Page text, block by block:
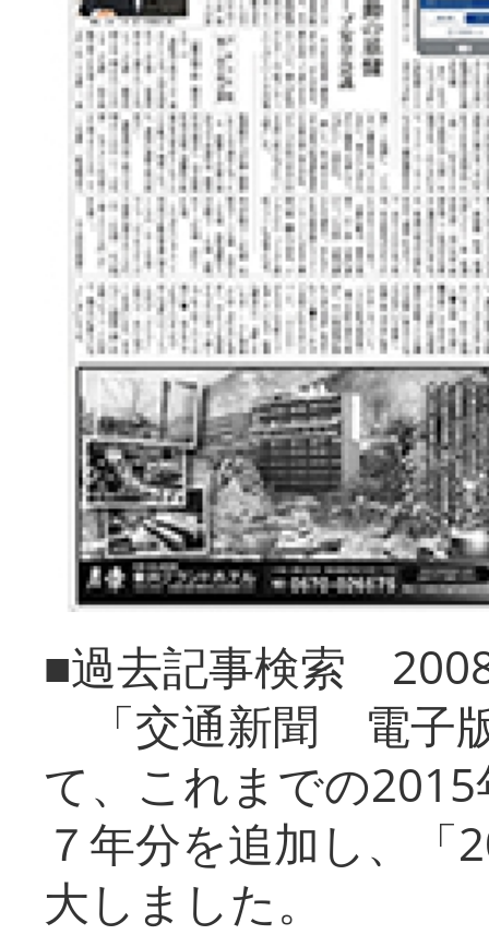
■過去記事検索
「交通新聞 電子
て、これまでの
７年分を追加し、「
大しまし